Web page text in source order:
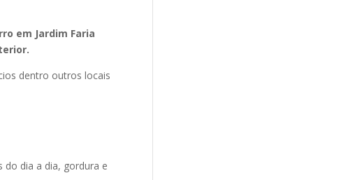
em Jardim Faria
dentro outros locais
dia a dia, gordura e